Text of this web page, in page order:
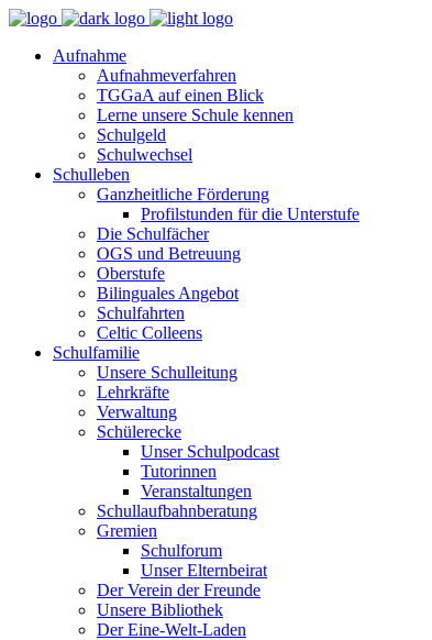
Aufnahme
Aufnahmeverfahren
TGGaA auf einen Blick
Lerne unsere Schule kennen
Schulgeld
Schulwechsel
Schulleben
Ganzheitliche Förderung
Profilstunden für die Unterstufe
Die Schulfächer
OGS und Betreuung
Oberstufe
Bilinguales Angebot
Schulfahrten
Celtic Colleens
Schulfamilie
Unsere Schulleitung
Lehrkräfte
Verwaltung
Schülerecke
Unser Schulpodcast
Tutorinnen
Veranstaltungen
Schullaufbahnberatung
Gremien
Schulforum
Unser Elternbeirat
Der Verein der Freunde
Unsere Bibliothek
Der Eine-Welt-Laden